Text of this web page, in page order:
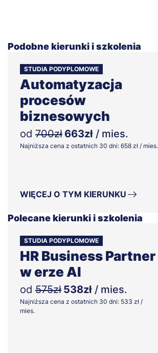
Podobne kierunki i szkolenia
STUDIA PODYPLOMOWE
Automatyzacja
procesów
biznesowych
od 700zł 663zł / mies.
Najniższa cena z ostatnich 30 dni: 658 zł / mies.
WIĘCEJ O TYM KIERUNKU
Polecane kierunki i szkolenia
STUDIA PODYPLOMOWE
HR Business Partner
w erze AI
od 575zł 538zł / mies.
Najniższa cena z ostatnich 30 dni: 533 zł /
mies.